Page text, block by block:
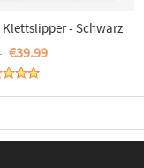
Klettslipper - Schwarz
€39.99